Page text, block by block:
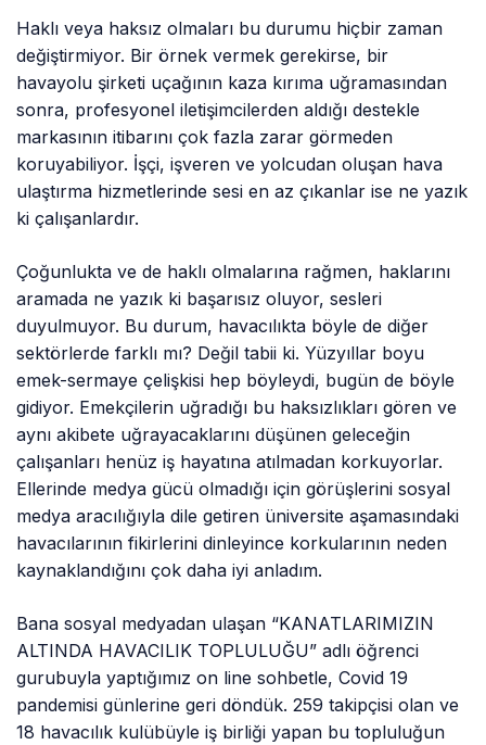
Haklı veya haksız olmaları bu durumu hiçbir zaman
değiştirmiyor. Bir örnek vermek gerekirse, bir
havayolu şirketi uçağının kaza kırıma uğramasından
sonra, profesyonel iletişimcilerden aldığı destekle
markasının itibarını çok fazla zarar görmeden
koruyabiliyor. İşçi, işveren ve yolcudan oluşan hava
ulaştırma hizmetlerinde sesi en az çıkanlar ise ne yazık
ki çalışanlardır.
Çoğunlukta ve de haklı olmalarına rağmen, haklarını
aramada ne yazık ki başarısız oluyor, sesleri
duyulmuyor. Bu durum, havacılıkta böyle de diğer
sektörlerde farklı mı? Değil tabii ki. Yüzyıllar boyu
emek-sermaye çelişkisi hep böyleydi, bugün de böyle
gidiyor. Emekçilerin uğradığı bu haksızlıkları gören ve
aynı akibete uğrayacaklarını düşünen geleceğin
çalışanları henüz iş hayatına atılmadan korkuyorlar.
Ellerinde medya gücü olmadığı için görüşlerini sosyal
medya aracılığıyla dile getiren üniversite aşamasındaki
havacılarının fikirlerini dinleyince korkularının neden
kaynaklandığını çok daha iyi anladım.
Bana sosyal medyadan ulaşan “KANATLARIMIZIN
ALTINDA HAVACILIK TOPLULUĞU” adlı öğrenci
gurubuyla yaptığımız on line sohbetle, Covid 19
pandemisi günlerine geri döndük. 259 takipçisi olan ve
18 havacılık kulübüyle iş birliği yapan bu topluluğun